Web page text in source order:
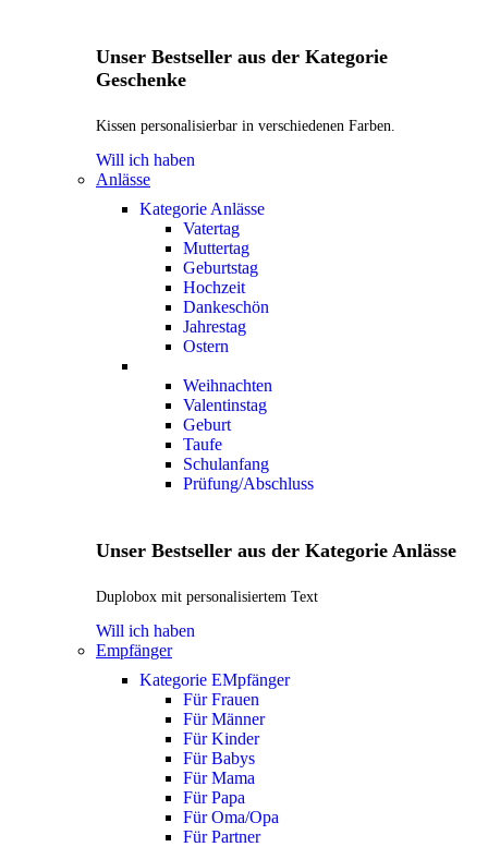
Unser Bestseller aus der Kategorie
Geschenke
Kissen personalisierbar in verschiedenen Farben.
Will ich haben
Anlässe
Kategorie Anlässe
Vatertag
Muttertag
Geburtstag
Hochzeit
Dankeschön
Jahrestag
Ostern
Weihnachten
Valentinstag
Geburt
Taufe
Schulanfang
Prüfung/Abschluss
Unser Bestseller aus der Kategorie Anlässe
Duplobox mit personalisiertem Text
Will ich haben
Empfänger
Kategorie EMpfänger
Für Frauen
Für Männer
Für Kinder
Für Babys
Für Mama
Für Papa
Für Oma/Opa
Für Partner